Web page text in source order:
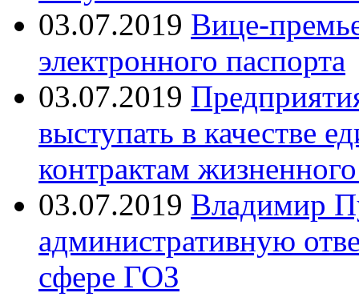
03.07.2019 Вице-
электронного паспорта
03.07.2019
выступать в качестве
контрактам
03.07.2019 Владимир
административную
сфере ГОЗ